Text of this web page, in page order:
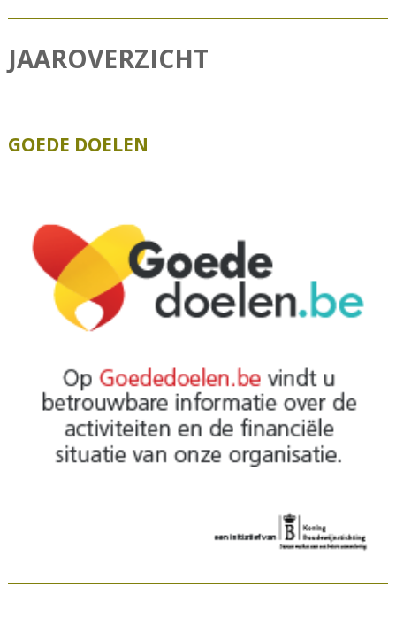
JAAROVERZICHT
GOEDE DOELEN